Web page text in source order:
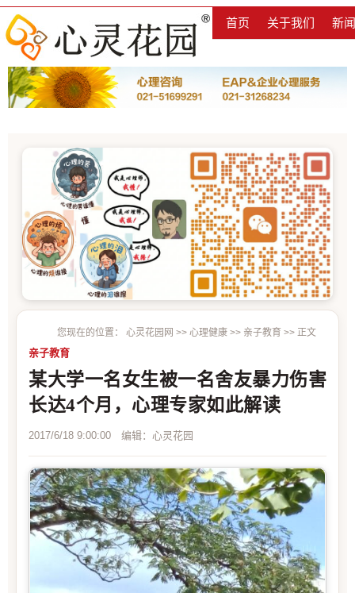
首页 关于我们 新
您现在的位置： 心灵花园网 >> 心理健康 >> 亲子教育 >> 正文
亲子教育
某大学一名女生被一名舍友暴力伤害
长达4个月，心理专家如此解读
2017/6/18 9:00:00 编辑：心灵花园